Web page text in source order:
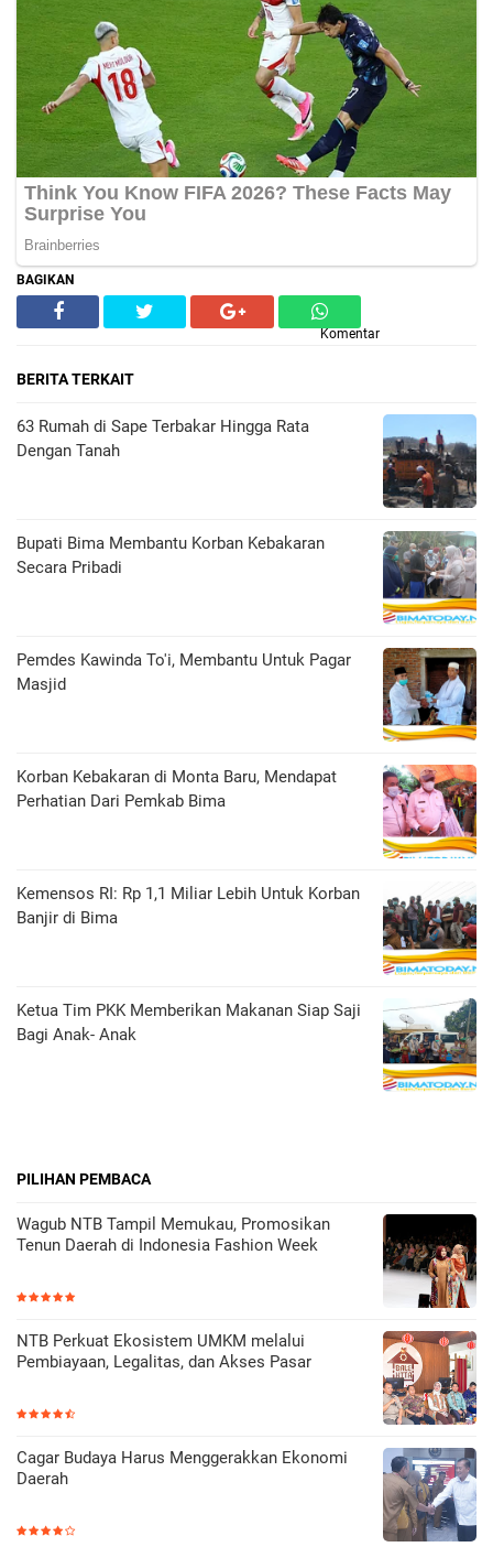
BAGIKAN
Komentar
BERITA TERKAIT
63 Rumah di Sape Terbakar Hingga Rata
Dengan Tanah
Bupati Bima Membantu Korban Kebakaran
Secara Pribadi
Pemdes Kawinda To'i, Membantu Untuk Pagar
Masjid
Korban Kebakaran di Monta Baru, Mendapat
Perhatian Dari Pemkab Bima
Kemensos RI: Rp 1,1 Miliar Lebih Untuk Korban
Banjir di Bima
Ketua Tim PKK Memberikan Makanan Siap Saji
Bagi Anak- Anak
PILIHAN PEMBACA
Wagub NTB Tampil Memukau, Promosikan
Tenun Daerah di Indonesia Fashion Week
NTB Perkuat Ekosistem UMKM melalui
Pembiayaan, Legalitas, dan Akses Pasar
Cagar Budaya Harus Menggerakkan Ekonomi
Daerah